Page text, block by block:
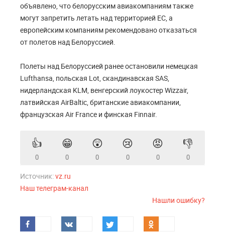
объявлено, что белорусским авиакомпаниям также
могут запретить летать над территорией ЕС, а
европейским компаниям рекомендовано отказаться
от полетов над Белоруссией.
Полеты над Белоруссией ранее остановили немецкая
Lufthansa, польская Lot, скандинавская SAS,
нидерландская KLM, венгерский лоукостер Wizzair,
латвийская AirBaltic, британские авиакомпании,
французская Air France и финская Finnair.
👍
0
😁
0
😲
0
😢
0
😡
0
👎
0
Источник:vz.ru
Наш телеграм-канал
Нашли ошибку?